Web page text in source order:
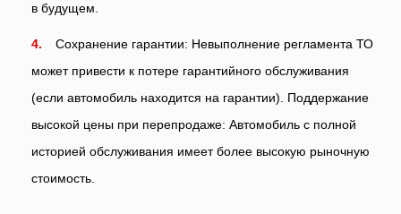
в будущем.
Сохранение гарантии: Невыполнение регламента ТО
может привести к потере гарантийного обслуживания
(если автомобиль находится на гарантии). Поддержание
высокой цены при перепродаже: Автомобиль с полной
историей обслуживания имеет более высокую рыночную
стоимость.